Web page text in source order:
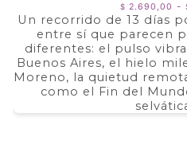
$ 2.690,00 -
Un recorrido de 13 días
entre sí que parecen
diferentes: el pulso
Buenos Aires, el hielo
Moreno, la quietud
como el Fin del